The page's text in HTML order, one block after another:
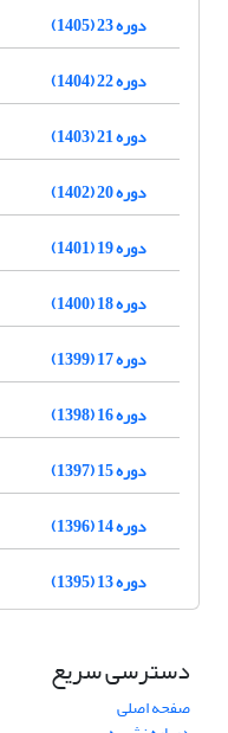
دوره 23 (1405)
دوره 22 (1404)
دوره 21 (1403)
دوره 20 (1402)
دوره 19 (1401)
دوره 18 (1400)
دوره 17 (1399)
دوره 16 (1398)
دوره 15 (1397)
دوره 14 (1396)
دوره 13 (1395)
دسترسی سریع
صفحه اصلی